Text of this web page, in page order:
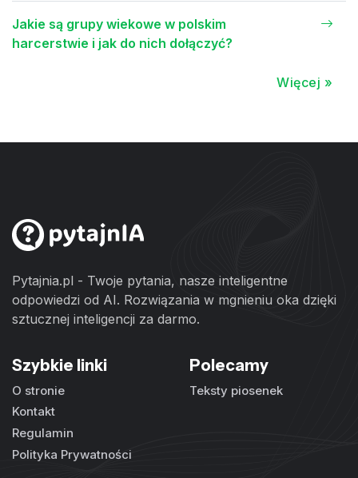
Jakie są grupy wiekowe w polskim
harcerstwie i jak do nich dołączyć?
Więcej »
Pytajnia.pl - Twoje pytania, nasze inteligentne
odpowiedzi od AI. Rozwiązania w mgnieniu oka dzięki
sztucznej inteligencji za darmo.
Szybkie linki
O stronie
Kontakt
Regulamin
Polityka Prywatności
Polecamy
Teksty piosenek